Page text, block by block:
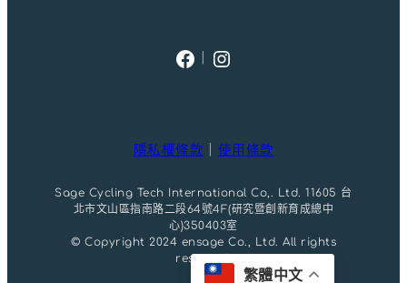
Facebook
Instagram
隱私權條款 使用條款
Sage Cycling Tech International Co,. Ltd. 11605 台
北市文山區指南路二段64號4F(研究暨創新育成總中
心)350403室
© Copyright 2024 ensage Co., Ltd. All rights
reserved.
繁體中文